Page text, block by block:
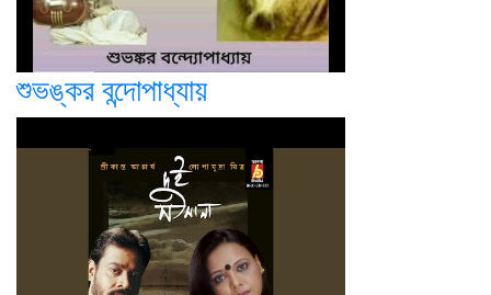
শুভঙ্কর বন্দোপাধ্যায়